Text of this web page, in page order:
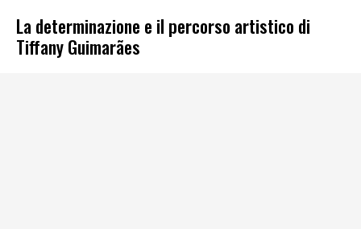
La determinazione e il percorso artistico di
Tiffany Guimarães